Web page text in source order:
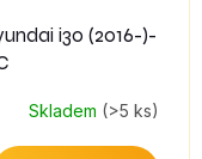
i30 (2016-)-
Skladem (>5 ks)